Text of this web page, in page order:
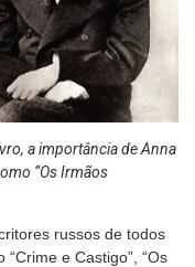
a importância de Anna
“Os Irmãos
russos de todos
e Castigo”, “Os